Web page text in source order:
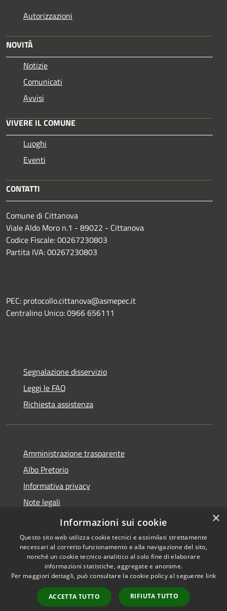
Autorizzazioni
NOVITÀ
Notizie
Comunicati
Avvisi
VIVERE IL COMUNE
Luoghi
Eventi
CONTATTI
Comune di Cittanova
Viale Aldo Moro n.1 - 89022 - Cittanova
Codice Fiscale: 00267230803
Partita IVA: 00267230803
PEC: protocollo.cittanova@asmepec.it
Centralino Unico: 0966 656111
Segnalazione disservizio
Leggi le FAQ
Richiesta assistenza
Amministrazione trasparente
Albo Pretorio
Informativa privacy
Note legali
Dichiarazione di accessibilità
Accessibilità
Copyright © 2026 • Comune di
Cittanova • Powered by
Municipium•
Accesso
redazione
×
Informazioni sui cookie
Questo sito web utilizza cookie tecnici e assimilati strettamente
necessari al corretto funzionamento e alla navigazione del sito,
nonché un cookie tecnico analitico al solo fine di elaborare
informazioni statistiche, aggregate e anonime.
Per maggiori dettagli, può consultare la cookie policy al seguente link
ACCETTA TUTTO RIFIUTA TUTTO